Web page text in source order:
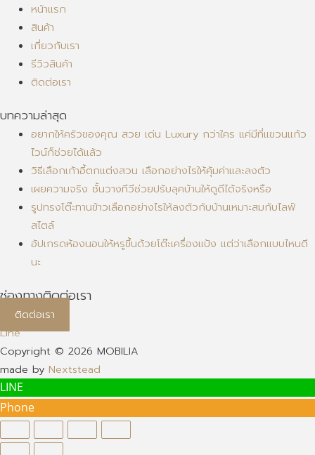
หน้าแรก
สินค้า
เกี่ยวกับเรา
รีวิวสินค้า
ติดต่อเรา
บทความล่าสุด
อยากให้ครัวของคุณ สวย เด่น Luxury กว่าใคร แค่มีที่แขวนแก้ว
ไวน์ก็ช่วยได้แล้ว
วิธีเลือกเก้าอี้ตกแต่งสวน เลือกอย่างไรให้คุ้มค่าและลงตัว
เผยความจริง ชั้นวางทีวีช่วยปรับลุคบ้านให้ดูดีได้จริงหรือ
รูปทรงโต๊ะทานข้าวเลือกอย่างไรให้ลงตัวกับบ้านเหมาะสมกับไลฟ์
สไตล์
อัปเกรดห้องนอนให้หรูขึ้นด้วยโต๊ะเครื่องแป้ง แต่ว่าเลือกแบบไหนดี
นะ
ช่องทางติดต่อเรา
ติดต่อเรา
Line
Copyright © 2026 MOBILIA
made by Nextstead
LINE
Phone
Scroll
to